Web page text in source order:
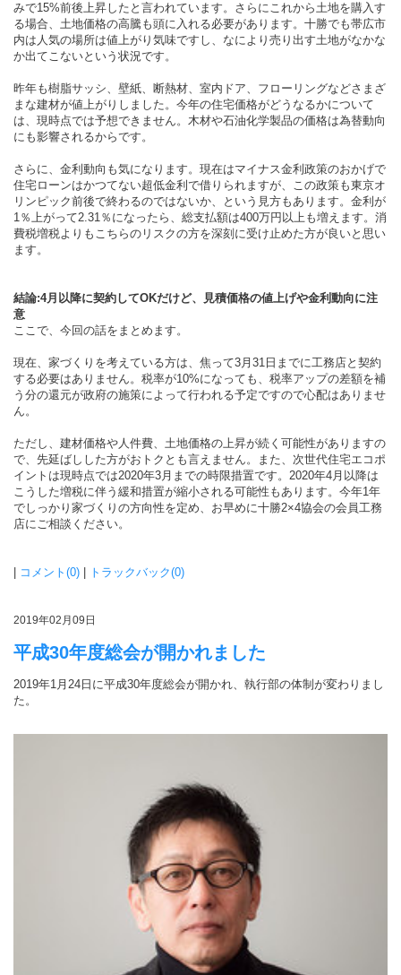
みで15%前後上昇したと言われています。さらにこれから土地を購入す
る場合、土地価格の高騰も頭に入れる必要があります。十勝でも帯広市
内は人気の場所は値上がり気味ですし、なにより売り出す土地がなかな
か出てこないという状況です。
昨年も樹脂サッシ、壁紙、断熱材、室内ドア、フローリングなどさまざ
まな建材が値上がりしました。今年の住宅価格がどうなるかについて
は、現時点では予想できません。木材や石油化学製品の価格は為替動向
にも影響されるからです。
さらに、金利動向も気になります。現在はマイナス金利政策のおかげで
住宅ローンはかつてない超低金利で借りられますが、この政策も東京オ
リンピック前後で終わるのではないか、という見方もあります。金利が
1％上がって2.31％になったら、総支払額は400万円以上も増えます。消
費税増税よりもこちらのリスクの方を深刻に受け止めた方が良いと思い
ます。
結論:4月以降に契約してOKだけど、見積価格の値上げや金利動向に注
意
ここで、今回の話をまとめます。
現在、家づくりを考えている方は、焦って3月31日までに工務店と契約
する必要はありません。税率が10%になっても、税率アップの差額を補
う分の還元が政府の施策によって行われる予定ですので心配はありませ
ん。
ただし、建材価格や人件費、土地価格の上昇が続く可能性がありますの
で、先延ばしした方がおトクとも言えません。また、次世代住宅エコポ
イントは現時点では2020年3月までの時限措置です。2020年4月以降は
こうした増税に伴う緩和措置が縮小される可能性もあります。今年1年
でしっかり家づくりの方向性を定め、お早めに十勝2×4協会の会員工務
店にご相談ください。
コメント(0) トラックバック(0)
2019年02月09日
平成30年度総会が開かれました
2019年1月24日に平成30年度総会が開かれ、執行部の体制が変わりまし
た。